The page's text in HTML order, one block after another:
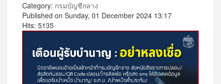
Category: กรมบัญชีกลาง
Published on Sunday, 01 December 2024 13:17
Hits: 5135